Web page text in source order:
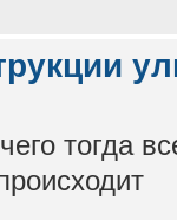
тогда